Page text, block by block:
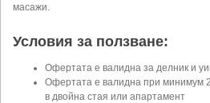
масажи.
Условия за ползване:
Офертата е валидна за делник и
Офертата е валидна при минимум
в двойна стая или апартамент